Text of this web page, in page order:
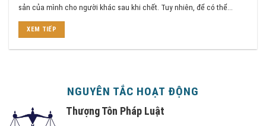
sản của mình cho người khác sau khi chết. Tuy nhiên, để có thể...
XEM TIẾP
NGUYÊN TẮC HOẠT ĐỘNG
Thượng Tôn Pháp Luật